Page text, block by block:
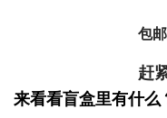
包
赶
来看看盲盒里有什么